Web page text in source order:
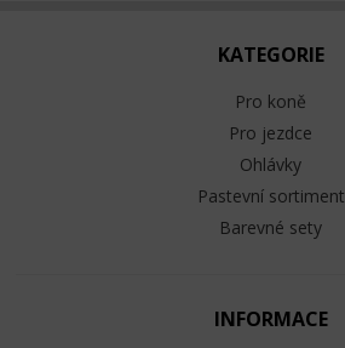
KATEGORIE
Pro koně
Pro jezdce
Ohlávky
Pastevní sortiment
Barevné sety
INFORMACE